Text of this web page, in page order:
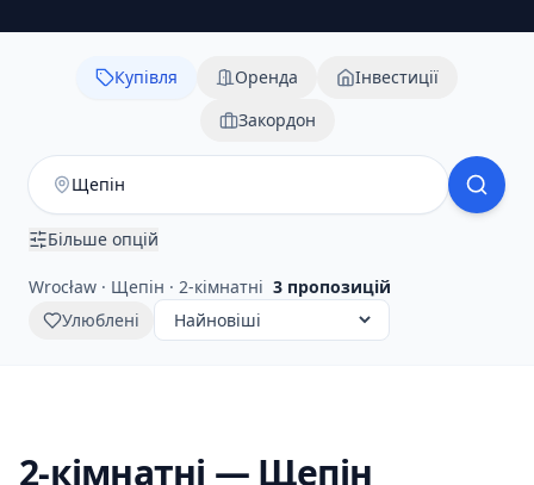
Купівля Оренда
Інвестиції
Закордон
Більше опцій
Wrocław · Щепін · 2-кімнатні 3 пропозицій
Улюблені
2-кімнатні — Щепін